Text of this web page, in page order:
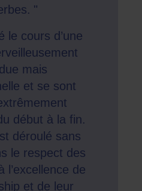
le cours d’une
mais
et se sont
début à la fin.
déroulé sans
le respect des
l’excellence de
et de leur